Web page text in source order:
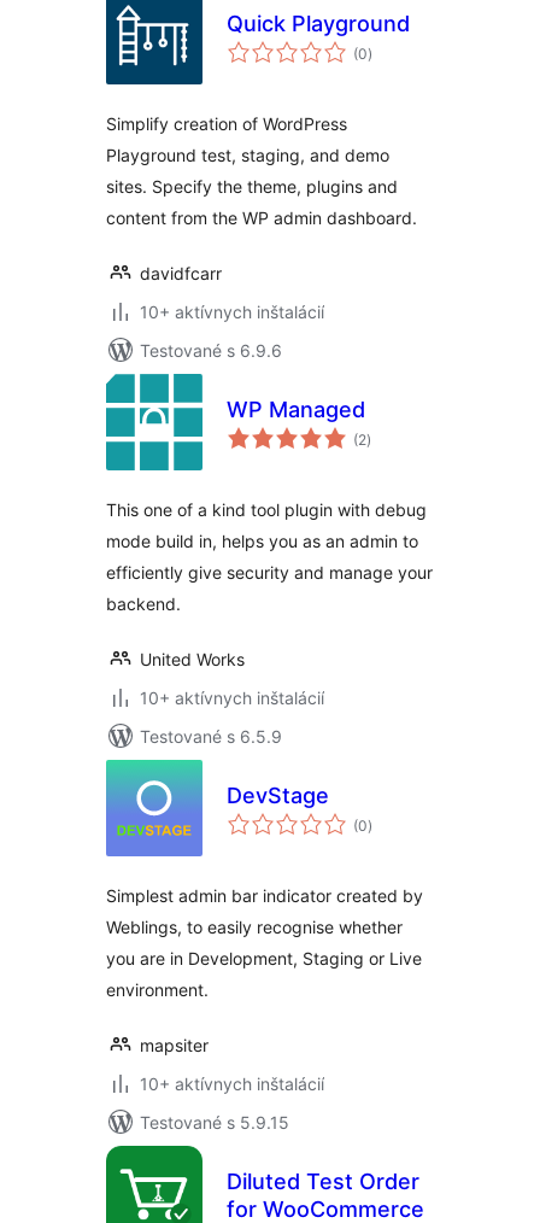
Quick Playground
(0celkové
hodnotenie
)
Simplify creation of WordPress
Playground test, staging, and demo
sites. Specify the theme, plugins and
content from the WP admin dashboard.
davidfcarr
10+ aktívnych inštalácií
Testované s 6.9.6
WP Managed
(2celkové
hodnotenie
)
This one of a kind tool plugin with debug
mode build in, helps you as an admin to
efficiently give security and manage your
backend.
United Works
10+ aktívnych inštalácií
Testované s 6.5.9
DevStage
(0celkové
hodnotenie
)
Simplest admin bar indicator created by
Weblings, to easily recognise whether
you are in Development, Staging or Live
environment.
mapsiter
10+ aktívnych inštalácií
Testované s 5.9.15
Diluted Test Order
for WooCommerce